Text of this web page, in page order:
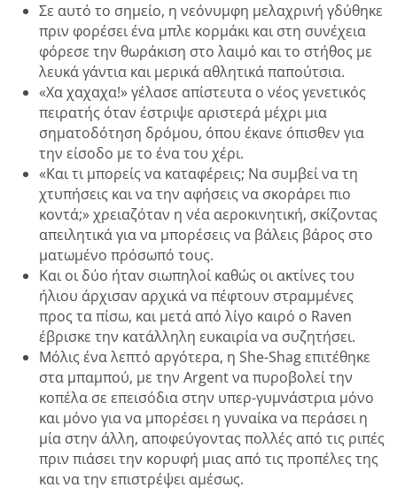
Σε αυτό το σημείο, η νεόνυμφη μελαχρινή γδύθηκε
πριν φορέσει ένα μπλε κορμάκι και στη συνέχεια
φόρεσε την θωράκιση στο λαιμό και το στήθος με
λευκά γάντια και μερικά αθλητικά παπούτσια.
«Χα χαχαχα!» γέλασε απίστευτα ο νέος γενετικός
πειρατής όταν έστριψε αριστερά μέχρι μια
σηματοδότηση δρόμου, όπου έκανε όπισθεν για
την είσοδο με το ένα του χέρι.
«Και τι μπορείς να καταφέρεις; Να συμβεί να τη
χτυπήσεις και να την αφήσεις να σκοράρει πιο
κοντά;» χρειαζόταν η νέα αεροκινητική, σκίζοντας
απειλητικά για να μπορέσεις να βάλεις βάρος στο
ματωμένο πρόσωπό τους.
Και οι δύο ήταν σιωπηλοί καθώς οι ακτίνες του
ήλιου άρχισαν αρχικά να πέφτουν στραμμένες
προς τα πίσω, και μετά από λίγο καιρό ο Raven
έβρισκε την κατάλληλη ευκαιρία να συζητήσει.
Μόλις ένα λεπτό αργότερα, η She-Shag επιτέθηκε
στα μπαμπού, με την Argent να πυροβολεί την
κοπέλα σε επεισόδια στην υπερ-γυμνάστρια μόνο
και μόνο για να μπορέσει η γυναίκα να περάσει η
μία στην άλλη, αποφεύγοντας πολλές από τις ριπές
πριν πιάσει την κορυφή μιας από τις προπέλες της
και να την επιστρέψει αμέσως.